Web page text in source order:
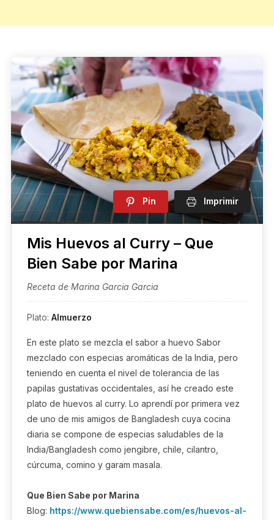
Pin Imprimir
Mis Huevos al Curry – Que
Bien Sabe por Marina
Receta de Marina Garcia Garcia
Plato: Almuerzo
En este plato se mezcla el sabor a huevo Sabor
mezclado con especias aromáticas de la India, pero
teniendo en cuenta el nivel de tolerancia de las
papilas gustativas occidentales, así he creado este
plato de huevos al curry. Lo aprendí por primera vez
de uno de mis amigos de Bangladesh cuya cocina
diaria se compone de especias saludables de la
India/Bangladesh como jengibre, chile, cilantro,
cúrcuma, comino y garam masala.
Que Bien Sabe por Marina
Blog: https://www.quebiensabe.com/es/huevos-al-